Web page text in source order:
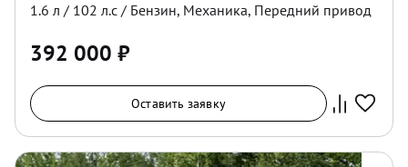
1.6 л / 102 л.с / Бензин, Механика, Передний привод
392 000 ₽
Оставить заявку